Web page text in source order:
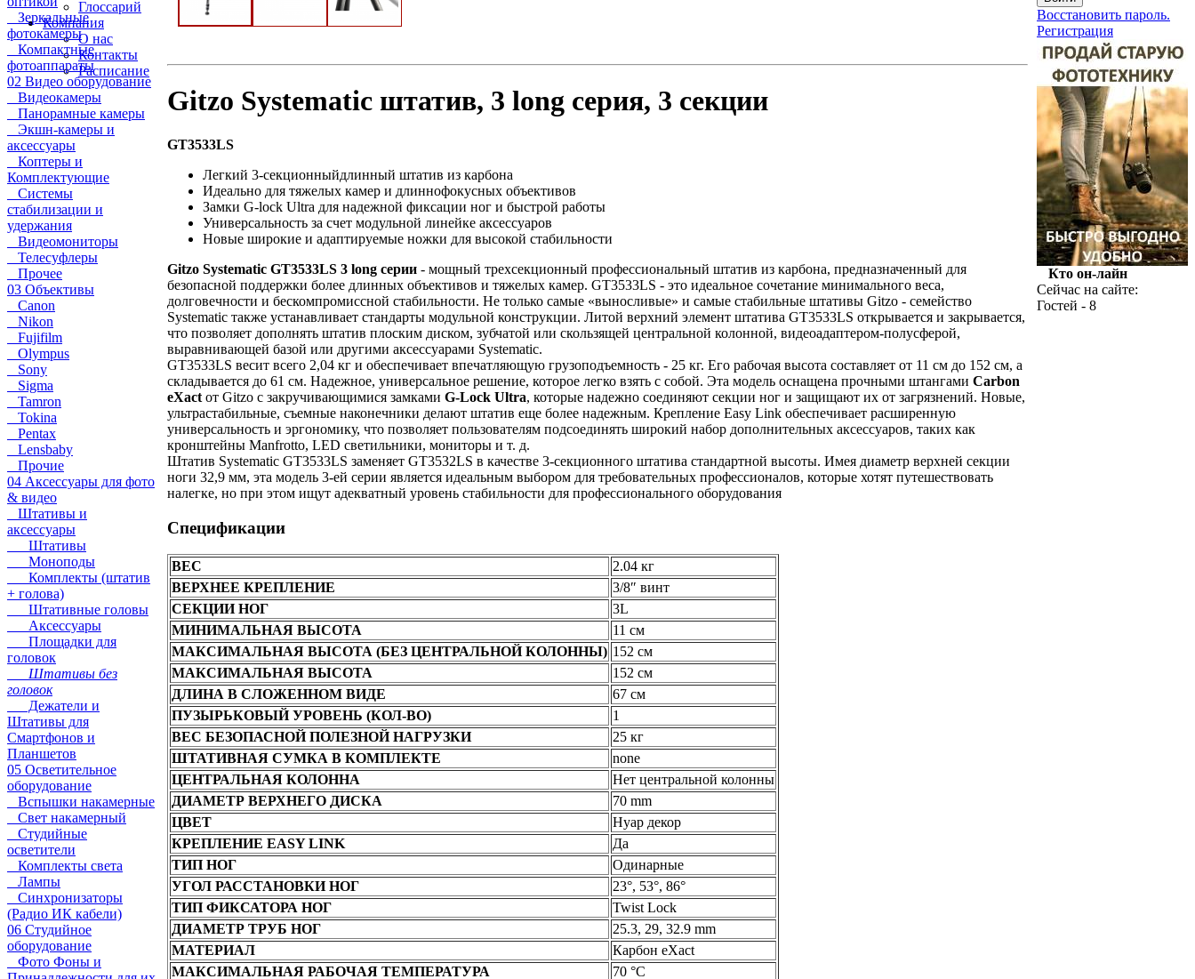
Глоссарий
Компания
О нас
Контакты
Расписание
Зеркальные
фотокамеры
Компактные
фотоаппараты
02 Видео оборудование
Видеокамеры
Панорамные камеры
Экшн-камеры и
аксессуары
Коптеры и
Комплектующие
Системы
стабилизации и
удержания
Видеомониторы
Телесуфлеры
Прочее
03 Объективы
Canon
Nikon
Fujifilm
Olympus
Sony
Sigma
Tamron
Tokina
Pentax
Lensbaby
Прочие
04 Аксессуары для фото
& видео
Штативы и
аксессуары
Штативы
Моноподы
Комплекты (штатив
+ голова)
Штативные головы
Аксессуары
Площадки для
головок
Штативы без
головок
Дежатели и
Штативы для
Смартфонов и
Планшетов
05 Осветительное
оборудование
Вспышки накамерные
Свет накамерный
Студийные
осветители
Комплекты света
Лампы
Синхронизаторы
(Радио ИК кабели)
06 Студийное
оборудование
Фото Фоны и
Gitzo Systematic штатив, 3 long серия, 3 секции
GT3533LS
Легкий 3-секционныйдлинный штатив из карбона
Идеально для тяжелых камер и длиннофокусных объективов
Замки G-lock Ultra для надежной фиксации ног и быстрой работы
Универсальность за счет модульной линейке аксессуаров
Новые широкие и адаптируемые ножки для высокой стабильности
Gitzo Systematic GT3533LS 3 long серии - мощный трехсекционный профессиональный штатив из карбона, предназначенный для
безопасной поддержки более длинных объективов и тяжелых камер. GT3533LS - это идеальное сочетание минимального веса,
долговечности и бескомпромиссной стабильности. Не только самые «выносливые» и самые стабильные штативы Gitzo - семейство
Systematic также устанавливает стандарты модульной конструкции. Литой верхний элемент штатива GT3533LS открывается и закрывается,
что позволяет дополнять штатив плоским диском, зубчатой или скользящей центральной колонной, видеоадаптером-полусферой,
выравнивающей базой или другими аксессуарами Systematic.
GT3533LS весит всего 2,04 кг и обеспечивает впечатляющую грузоподъемность - 25 кг. Его рабочая высота составляет от 11 см до 152 см, а
складывается до 61 см. Надежное, универсальное решение, которое легко взять с собой. Эта модель оснащена прочными штангами Carbon
eXact от Gitzo с закручивающимися замками G-Lock Ultra, которые надежно соединяют секции ног и защищают их от загрязнений. Новые,
ультрастабильные, съемные наконечники делают штатив еще более надежным. Крепление Easy Link обеспечивает расширенную
универсальность и эргономику, что позволяет пользователям подсоединять широкий набор дополнительных аксессуаров, таких как
кронштейны Manfrotto, LED светильники, мониторы и т. д.
Штатив Systematic GT3533LS заменяет GT3532LS в качестве 3-секционного штатива стандартной высоты. Имея диаметр верхней секции
ноги 32,9 мм, эта модель 3-ей серии является идеальным выбором для требовательных профессионалов, которые хотят путешествовать
налегке, но при этом ищут адекватный уровень стабильности для профессионального оборудования
Спецификации
ВЕС
2.04 кг
ВЕРХНЕЕ КРЕПЛЕНИЕ
3/8″ винт
СЕКЦИИ НОГ
3L
МИНИМАЛЬНАЯ ВЫСОТА
11 см
МАКСИМАЛЬНАЯ ВЫСОТА (БЕЗ ЦЕНТРАЛЬНОЙ КОЛОННЫ) 152 см
МАКСИМАЛЬНАЯ ВЫСОТА
152 см
ДЛИНА В СЛОЖЕННОМ ВИДЕ
67 см
ПУЗЫРЬКОВЫЙ УРОВЕНЬ (КОЛ-ВО)
1
ВЕС БЕЗОПАСНОЙ ПОЛЕЗНОЙ НАГРУЗКИ
25 кг
ШТАТИВНАЯ СУМКА В КОМПЛЕКТЕ
none
ЦЕНТРАЛЬНАЯ КОЛОННА
Нет центральной колонны
ДИАМЕТР ВЕРХНЕГО ДИСКА
70 mm
ЦВЕТ
Нуар декор
КРЕПЛЕНИЕ EASY LINK
Да
ТИП НОГ
Одинарные
УГОЛ РАССТАНОВКИ НОГ
23°, 53°, 86°
ТИП ФИКСАТОРА НОГ
Twist Lock
ДИАМЕТР ТРУБ НОГ
25.3, 29, 32.9 mm
МАТЕРИАЛ
Карбон eXact
МАКСИМАЛЬНАЯ РАБОЧАЯ ТЕМПЕРАТУРА
70 °C
Восстановить пароль.
Регистрация
Кто он-лайн
Сейчас на сайте:
Гостей - 8